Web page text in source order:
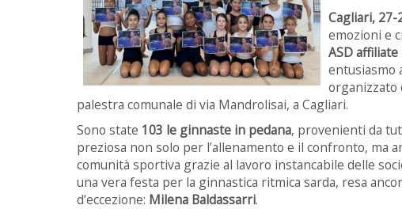
Cagliari,
emozioni e
ASD affiliate
entusiasmo
organizzato
palestra comunale di via Mandrolisai, a Cagliari.
Sono state 103 le ginnaste in pedana, provenienti da
preziosa non solo per l’allenamento e il confronto, ma
comunità sportiva grazie al lavoro instancabile delle
una vera festa per la ginnastica ritmica sarda, resa
d’eccezione: Milena Baldassarri.